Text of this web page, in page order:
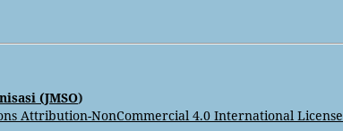
(JMSO)
Attribution-NonCommercial 4.0 International License